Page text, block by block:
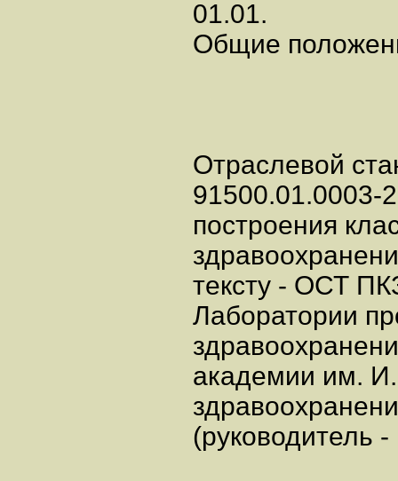
01.01.
Общие
Отраслевой
91500.01.0003-
построения
тексту - ОСТ
Лаборатории
академии им.
(руководитель